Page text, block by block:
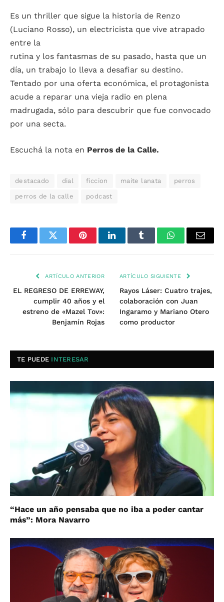
Es un thriller que sigue la historia de Renzo
(Luciano Rosso), un electricista que vive atrapado
entre la
rutina y los fantasmas de su pasado, hasta que un
día, un trabajo lo lleva a desafiar su destino.
Tentado por una oferta económica, el protagonista
acude a reparar una vieja radio en plena
madrugada, sólo para descubrir que fue convocado
por una secta.
Escuchá la nota en Perros de la Calle.
destacado dial ficcion maite lanata perros
perros de la calle podcast
FacebookTwitter PinterestLinkedInTumblr WhatsAppEmail
ARTÍCULO ANTERIOR
EL REGRESO DE ERREWAY,
cumplir 40 años y el
estreno de «Mazel Tov»:
Benjamín Rojas
ARTÍCULO SIGUIENTE
Rayos Láser: Cuatro trajes,
colaboración con Juan
Ingaramo y Mariano Otero
como productor
TE PUEDE INTERESAR
“Hace un año pensaba que no iba a poder cantar
más”: Mora Navarro